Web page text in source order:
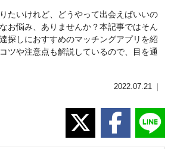
たいけれど、どうやって出会えばいいの
お悩み、ありませんか？本記事ではそん
探しにおすすめのマッチングアプリを紹
ツや注意点も解説しているので、目を通
2022.07.21 ｜